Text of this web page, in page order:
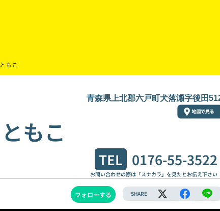
もこ
青森県上北郡六戸町犬落瀬字後田
もこ
TEL 0176-55-3522
お問い合わせの際は「スナカラ」を見たとお伝え下さい
フォローする SHARE